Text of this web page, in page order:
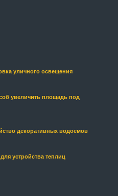
уличного освещения
увеличить площадь под
декоративных водоемов
устройства теплиц